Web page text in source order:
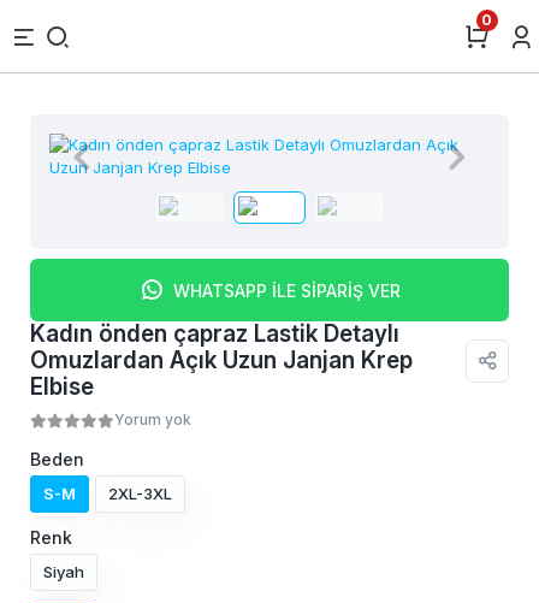
0
WHATSAPP İLE SİPARİŞ VER
Kadın önden çapraz Lastik Detaylı
Omuzlardan Açık Uzun Janjan Krep
Elbise
Yorum yok
Beden
S-M 2XL-3XL
Renk
Siyah